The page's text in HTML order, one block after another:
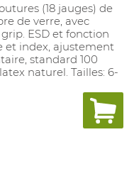
(18 jauges) de
de verre, avec
ESD et fonction
et index, ajustement
standard 100
naturel. Tailles: 6-